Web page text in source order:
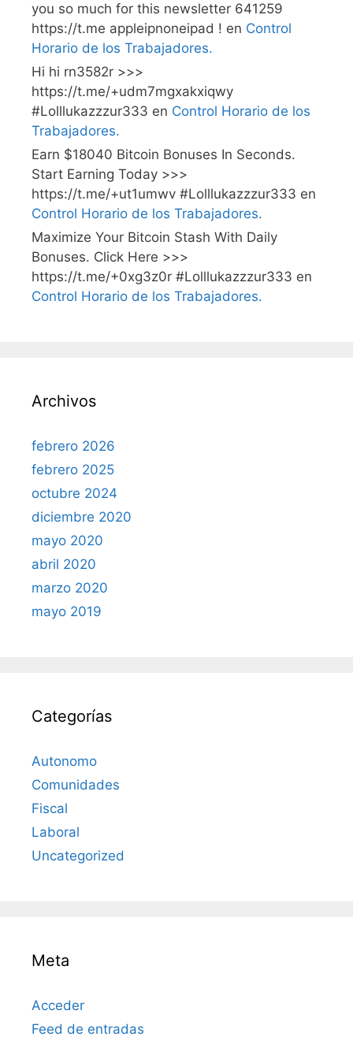
you so much for this newsletter 641259
https://t.me appleipnoneipad ! en Control
Horario de los Trabajadores.
Hi hi rn3582r >>>
https://t.me/+udm7mgxakxiqwy
#Lolllukazzzur333 en Control Horario de los
Trabajadores.
Earn $18040 Bitcoin Bonuses In Seconds.
Start Earning Today >>>
https://t.me/+ut1umwv #Lolllukazzzur333 en
Control Horario de los Trabajadores.
Maximize Your Bitcoin Stash With Daily
Bonuses. Click Here >>>
https://t.me/+0xg3z0r #Lolllukazzzur333 en
Control Horario de los Trabajadores.
Archivos
febrero 2026
febrero 2025
octubre 2024
diciembre 2020
mayo 2020
abril 2020
marzo 2020
mayo 2019
Categorías
Autonomo
Comunidades
Fiscal
Laboral
Uncategorized
Meta
Acceder
Feed de entradas